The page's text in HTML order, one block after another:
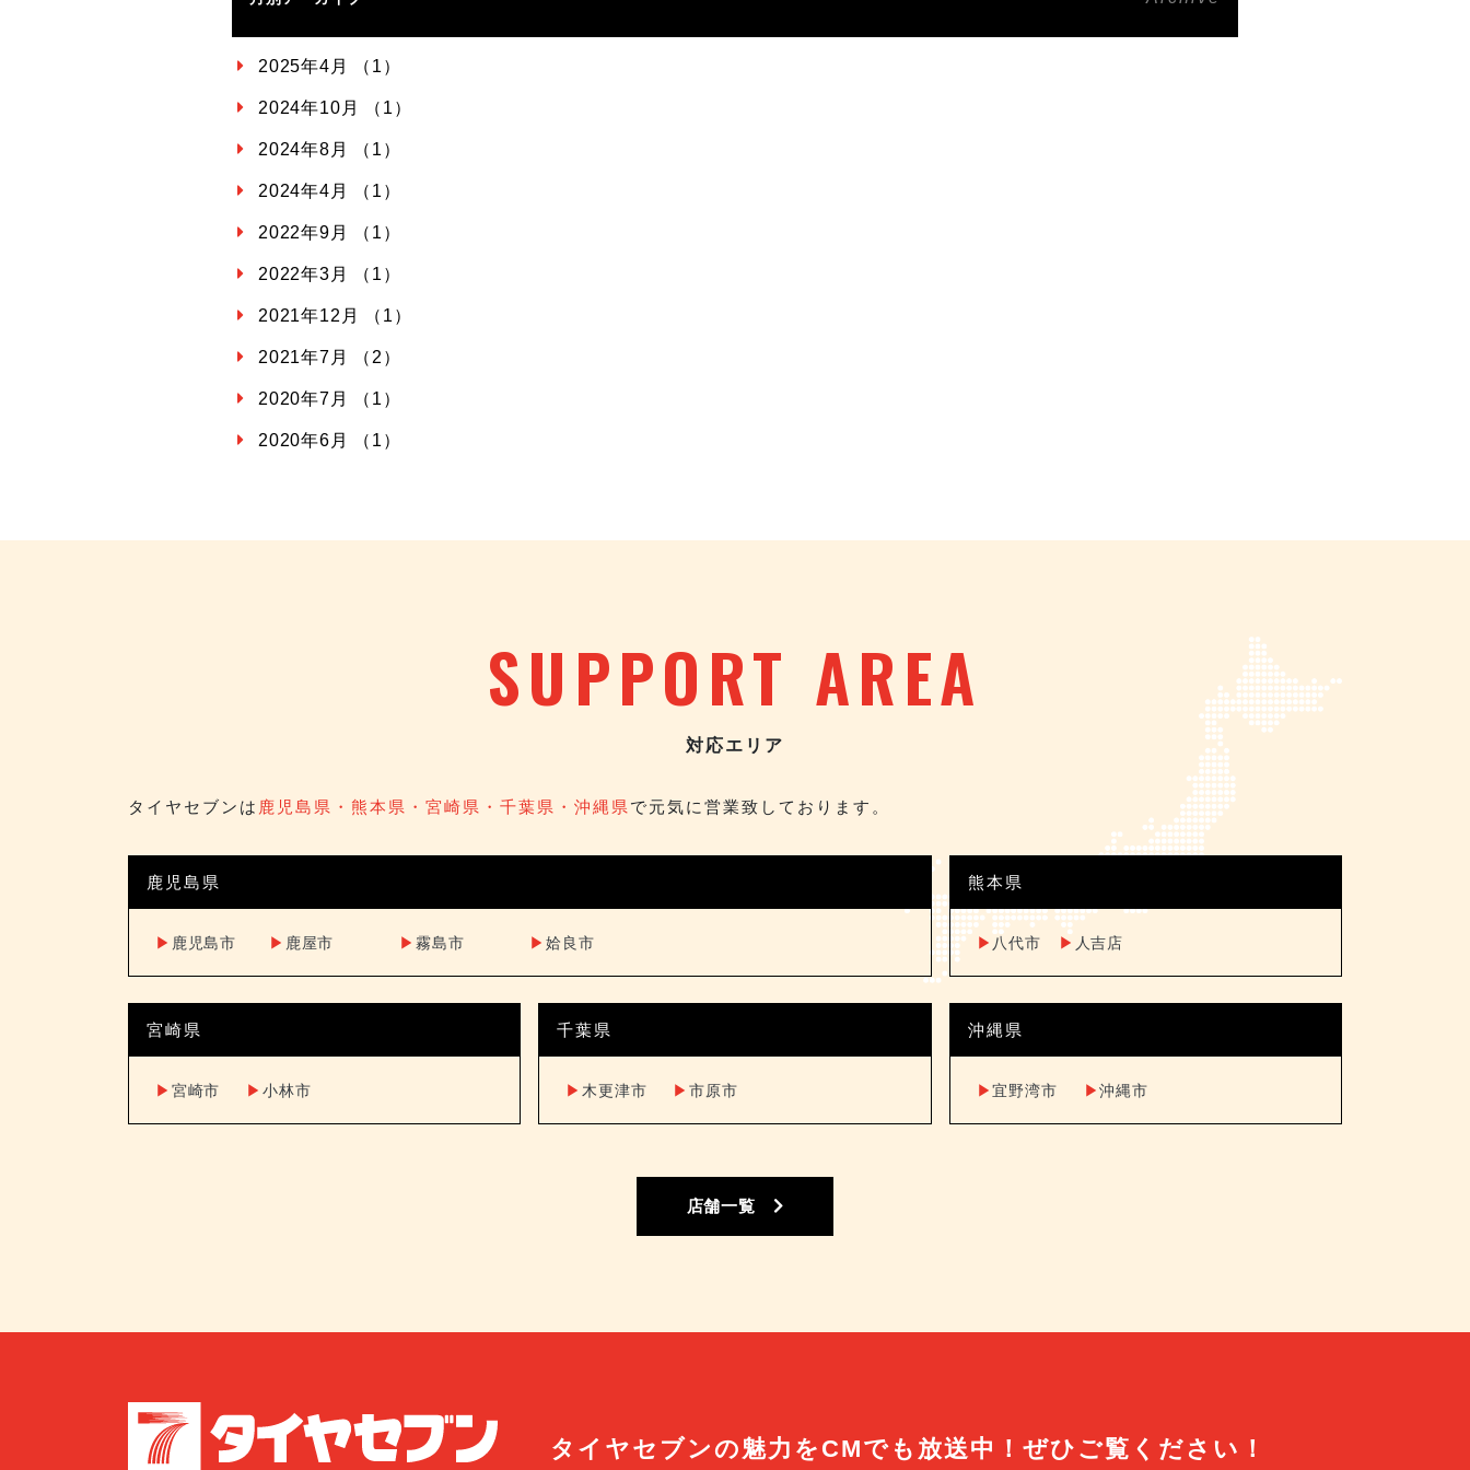
2025年4月 （1）
2024年10月 （1）
2024年8月 （1）
2024年4月 （1）
2022年9月 （1）
2022年3月 （1）
2021年12月 （1）
2021年7月 （2）
2020年7月 （1）
2020年6月 （1）
SUPPORT AREA
対応エリア
タイヤセブンは 鹿児島県・熊本県・宮崎県・千葉県・沖縄県 で元気に営業致しております。
鹿児島県
▶︎ 鹿児島市 ▶︎ 鹿屋市 ▶︎ 霧島市 ▶︎姶良市
熊本県
▶︎ 八代市 ▶︎ 人吉店
宮崎県
▶︎ 宮崎市 ▶︎小林市
千葉県
▶︎ 木更津市 ▶︎市原市
沖縄県
▶︎宜野湾市 ▶︎沖縄市
店舗一覧
タイヤセブンの魅力をCMでも放送中！ ぜひご覧ください！